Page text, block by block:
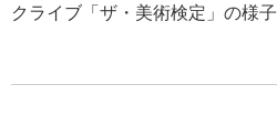
クライブ「ザ・美術検定」の様子